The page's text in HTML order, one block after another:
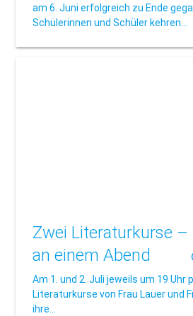
am 6. Juni erfolgreich zu Ende
Schülerinnen und Schüler kehren…
Zwei Literaturkurse –
an einem Abend
Am 1. und 2. Juli jeweils um 19 Uhr
Literaturkurse von Frau Lauer und
ihre…